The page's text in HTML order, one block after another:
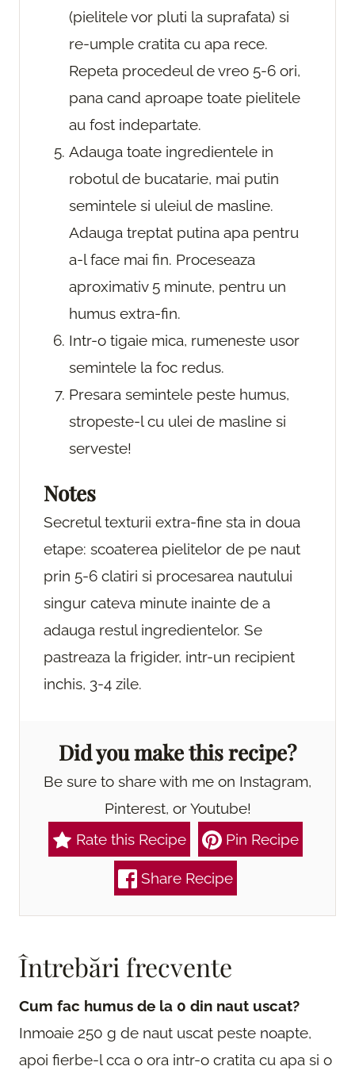
(pielitele vor pluti la suprafata) si
re-umple cratita cu apa rece.
Repeta procedeul de vreo 5-6 ori,
pana cand aproape toate pielitele
au fost indepartate.
Adauga toate ingredientele in
robotul de bucatarie, mai putin
semintele si uleiul de masline.
Adauga treptat putina apa pentru
a-l face mai fin. Proceseaza
aproximativ 5 minute, pentru un
humus extra-fin.
Intr-o tigaie mica, rumeneste usor
semintele la foc redus.
Presara semintele peste humus,
stropeste-l cu ulei de masline si
serveste!
Notes
Secretul texturii extra-fine sta in doua
etape: scoaterea pielitelor de pe naut
prin 5-6 clatiri si procesarea nautului
singur cateva minute inainte de a
adauga restul ingredientelor. Se
pastreaza la frigider, intr-un recipient
inchis, 3-4 zile.
Did you make this recipe?
Be sure to share with me on Instagram,
Pinterest, or Youtube!
Rate this Recipe
Pin Recipe
Share Recipe
Întrebări frecvente
Cum fac humus de la 0 din naut uscat?
Inmoaie 250 g de naut uscat peste noapte,
apoi fierbe-l cca o ora intr-o cratita cu apa si o